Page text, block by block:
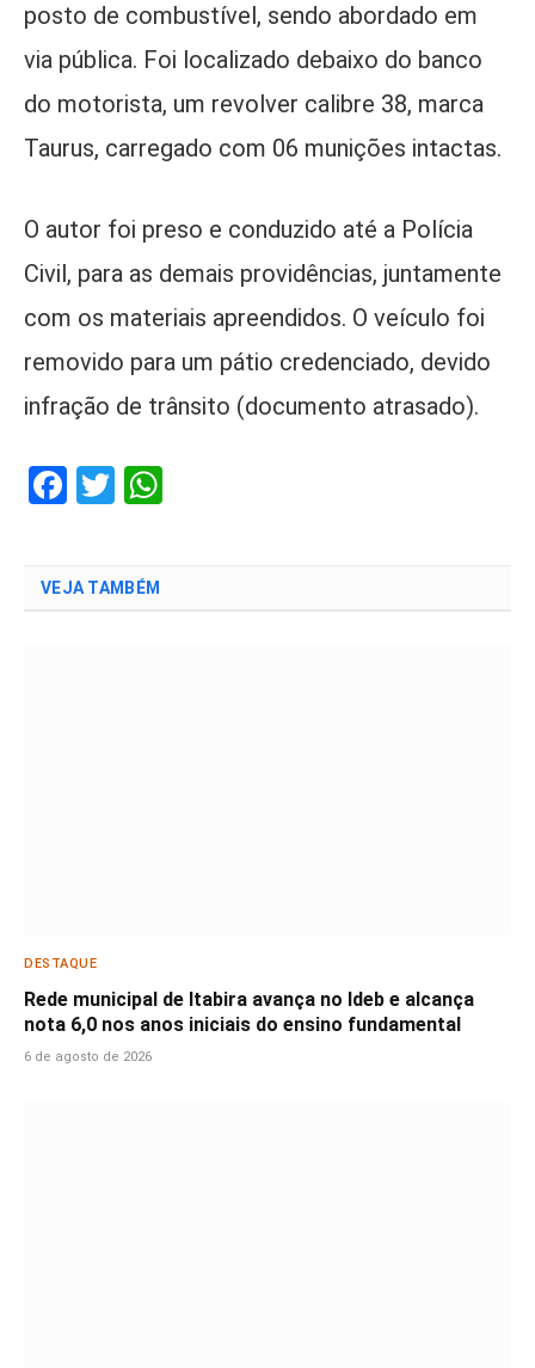
posto de combustível, sendo abordado em
via pública. Foi localizado debaixo do banco
do motorista, um revolver calibre 38, marca
Taurus, carregado com 06 munições intactas.
O autor foi preso e conduzido até a Polícia
Civil, para as demais providências, juntamente
com os materiais apreendidos. O veículo foi
removido para um pátio credenciado, devido
infração de trânsito (documento atrasado).
Facebook
Twitter
VEJA TAMBÉM
DESTAQUE
Rede municipal de Itabira avança no Ideb e alcança
nota 6,0 nos anos iniciais do ensino fundamental
6 de agosto de 2026